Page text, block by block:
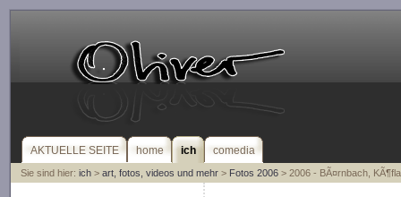
AKTUELLE SEITE home ich comedia
Sie sind hier: ich> art, fotos, videos und mehr> Fotos 2006> 2006 - BÃ¤rnbach,